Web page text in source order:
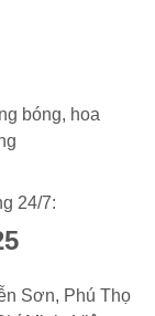
bóng, hoa
24/7:
Sơn, Phú Thọ